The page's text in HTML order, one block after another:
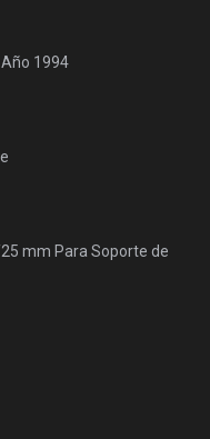
1994
mm Para Soporte de